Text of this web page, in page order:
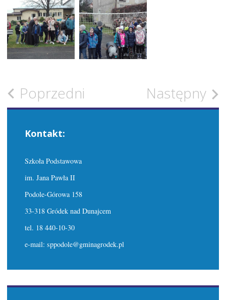
Zobacz
wpisy
Poprzedni Następny
Kontakt:
Szkoła Podstawowa
im. Jana Pawła II
Podole-Górowa 158
33-318 Gródek nad Dunajcem
tel. 18 440-10-30
e-mail: sppodole@gminagrodek.pl